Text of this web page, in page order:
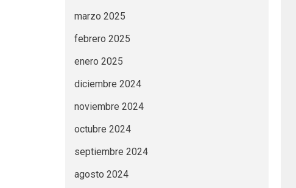
marzo 2025
febrero 2025
enero 2025
diciembre 2024
noviembre 2024
octubre 2024
septiembre 2024
agosto 2024